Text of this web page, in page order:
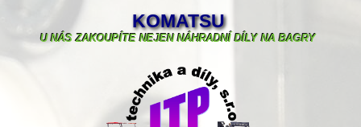
KOMATSU
U NÁS ZAKOUPÍTE NEJEN NÁHRADNÍ DÍLY NA BAGRY